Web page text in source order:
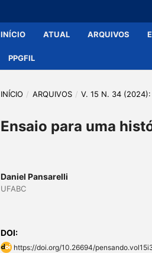
INÍCIO ATUAL ARQUIVOS
PPGFIL
INÍCIO / ARQUIVOS / V. 15 N. 34 (2024):
Ensaio para uma
Daniel Pansarelli
UFABC
DOI:
https://doi.org/10.26694/